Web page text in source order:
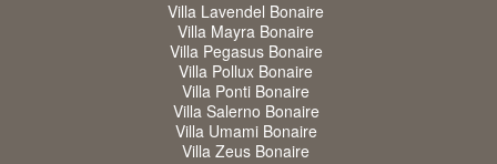
Villa Lavendel Bonaire
Villa Mayra Bonaire
Villa Pegasus Bonaire
Villa Pollux Bonaire
Villa Ponti Bonaire
Villa Salerno Bonaire
Villa Umami Bonaire
Villa Zeus Bonaire